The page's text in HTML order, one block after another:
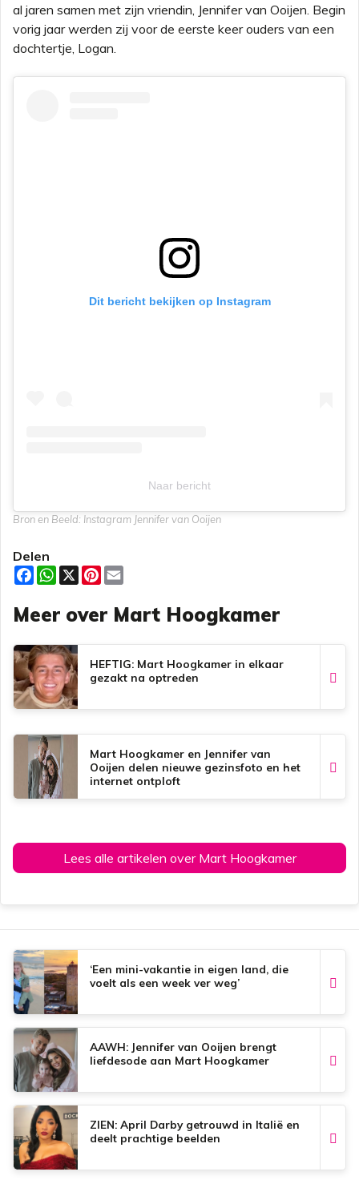
al jaren samen met zijn vriendin, Jennifer van Ooijen. Begin
vorig jaar werden zij voor de eerste keer ouders van een
dochtertje, Logan.
Dit bericht bekijken op Instagram
Naar bericht
Bron en Beeld: Instagram Jennifer van Ooijen
Delen
F
a
e
b
o
k
W
h
t
s
p
p
X
P
t
e
e
s
t
i
l
Meer over Mart Hoogkamer
HEFTIG: Mart Hoogkamer in elkaar
gezakt na optreden
Mart Hoogkamer en Jennifer van
Ooijen delen nieuwe gezinsfoto en het
internet ontploft
Lees alle artikelen over Mart Hoogkamer
‘Een mini-vakantie in eigen land, die
voelt als een week ver weg’
AAWH: Jennifer van Ooijen brengt
liefdesode aan Mart Hoogkamer
ZIEN: April Darby getrouwd in Italië en
deelt prachtige beelden